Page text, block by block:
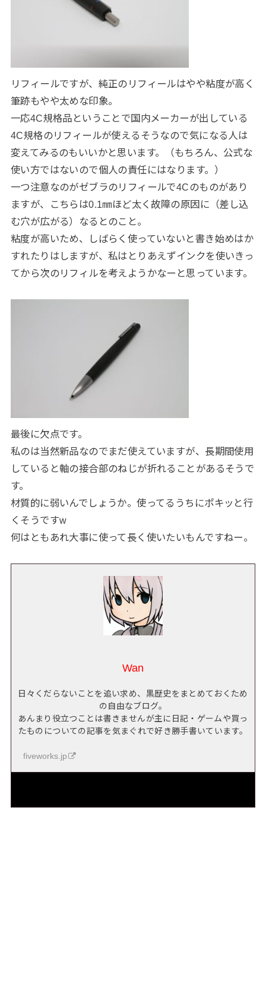
リフィールですが、純正のリフィールはやや粘度が高く
筆跡もやや太めな印象。
一応4C規格品ということで国内メーカーが出している
4C規格のリフィールが使えるそうなので気になる人は
変えてみるのもいいかと思います。（もちろん、公式な
使い方ではないので個人の責任にはなります。）
一つ注意なのがゼブラのリフィールで4Cのものがあり
ますが、こちらは0.1㎜ほど太く故障の原因に（差し込
む穴が広がる）なるとのこと。
粘度が高いため、しばらく使っていないと書き始めはか
すれたりはしますが、私はとりあえずインクを使いきっ
てから次のリフィルを考えようかなーと思っています。
最後に欠点です。
私のは当然新品なのでまだ使えていますが、長期間使用
していると軸の接合部のねじが折れることがあるそうで
す。
材質的に弱いんでしょうか。使ってるうちにポキッと行
くそうですw
何はともあれ大事に使って長く使いたいもんですねー。
Wan
日々くだらないことを追い求め、黒歴史をまとめておくため
の自由なブログ。
あんまり役立つことは書きませんが主に日記・ゲームや買っ
たものについての記事を気まぐれで好き勝手書いています。
fiveworks.jp